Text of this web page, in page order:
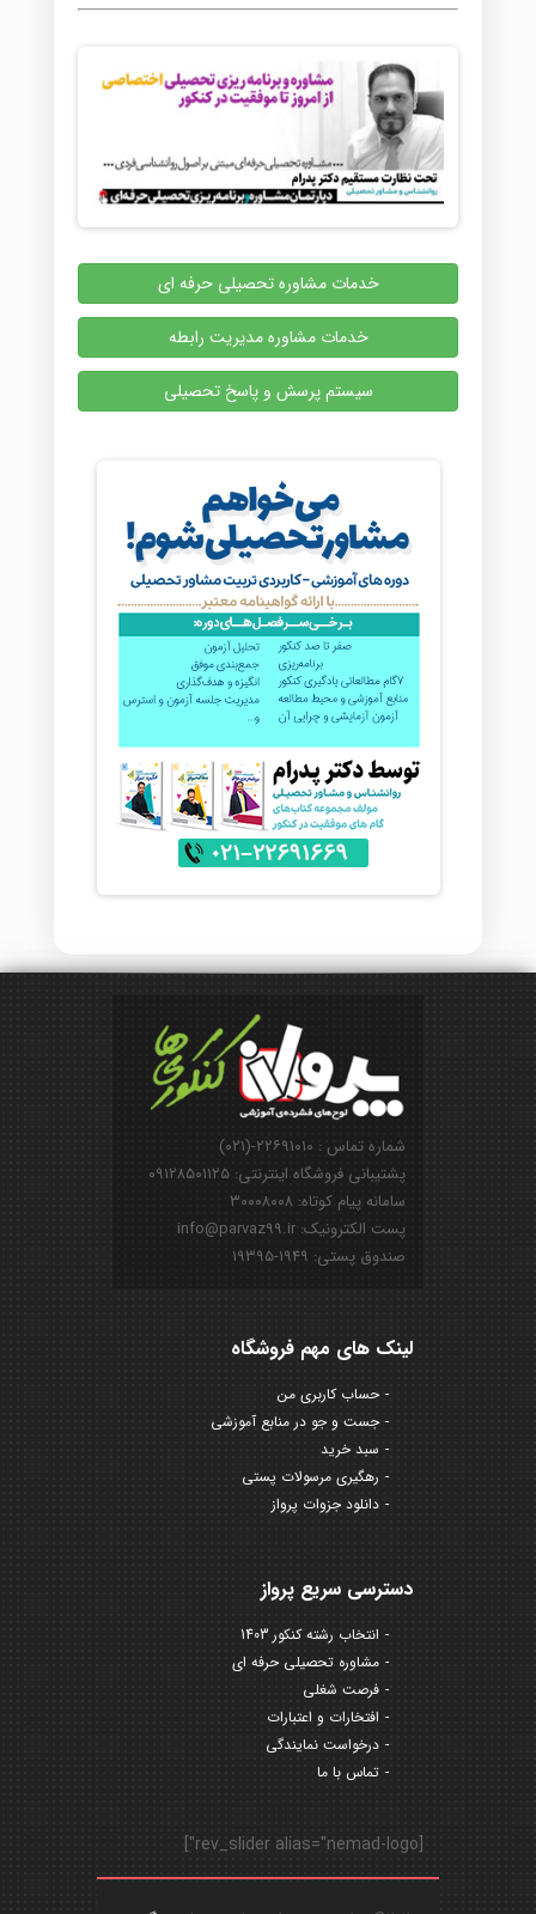
خدمات مشاوره تحصیلی حرفه ای
خدمات مشاوره مدیریت رابطه
سیستم پرسش و پاسخ تحصیلی
شماره تماس : ۲۲۶۹۱۰۱۰-(۰۲۱)
پشتیبانی فروشگاه اینترنتی: ۰۹۱۲۸۵۰۱۱۲۵
سامانه پیام کوتاه: ۳۰۰۰۸۰۰۸
پست الکترونیک: info@parvaz99.ir
صندوق پستی: ۱۹۴۹-۱۹۳۹۵
لینک های مهم فروشگاه
حساب کاربری من
جست و جو در منابع آموزشی
سبد خرید
رهگیری مرسولات پستی
دانلود جزوات پرواز
دسترسی سریع پرواز
انتخاب رشته کنکور 1403
مشاوره تحصیلی حرفه ای
فرصت شغلی
افتخارات و اعتبارات
درخواست نمایندگی
تماس با ما
[rev_slider alias="nemad-logo"]